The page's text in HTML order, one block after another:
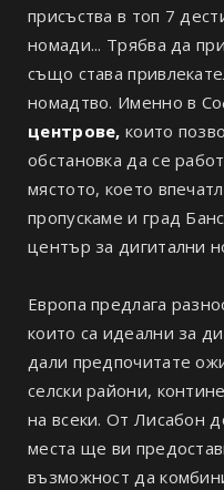
присъства в топ 7
номади... Трябва да
също става
номадтво. Именно в
центрове, които
обстановка да се
мястото, което
пропускаме и град
център за дигитални
Европа предлага
които са идеални за
дали предпочитате
селски райони,
на всеки. От Лисабон
места ще ви
възможност да